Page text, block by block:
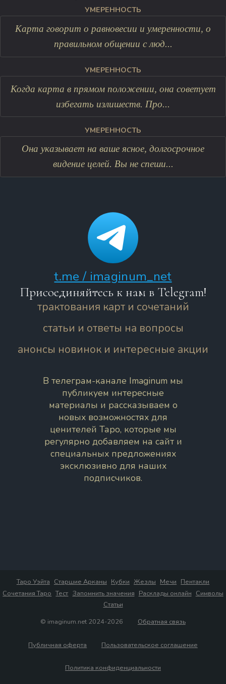
УМЕРЕННОСТЬ
Карта говорит о равновесии и умеренности, о
правильном общении с люд...
УМЕРЕННОСТЬ
Когда карта в прямом положении, она советует
избегать излишеств. Про...
УМЕРЕННОСТЬ
Она указывает на ваше ясное, долгосрочное
видение целей. Вы не спеши...
t.me / imaginum_net
Присоединяйтесь к нам в Telegram!
трактования карт и сочетаний
статьи и ответы на вопросы
анонсы новинок и интересные акции
В телеграм-канале Imaginum мы
публикуем интересные
материалы и рассказываем о
новых возможностях для
ценителей Таро, которые мы
регулярно добавляем на сайт и
специальных предложениях
эксклюзивно для наших
подписчиков.
Таро Уэйта Старшие Арканы Кубки Жезлы Мечи Пентакли
Сочетания Таро Тест Запомнить значения Расклады онлайн Символы
Статьи
© imaginum.net 2024-2026
Обратная связь
Публичная оферта Пользовательское соглашение
Политика конфиденциальности